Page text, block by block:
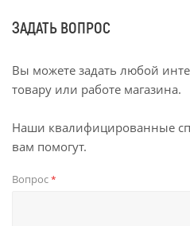
ЗАДАТЬ ВОПРОС
Вы можете задать любой
товару или работе магазина.
Наши квалифицированные
вам помогут.
Вопрос*